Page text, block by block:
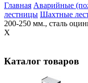
Главная Аварийные
лестницы Шахтные
200-250 мм., сталь
X
Каталог товаров